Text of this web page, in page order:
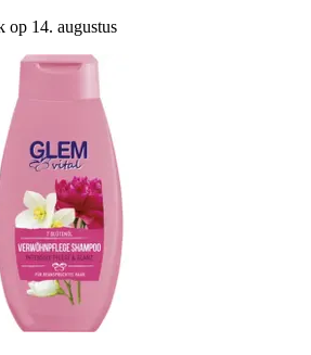
op 14. augustus